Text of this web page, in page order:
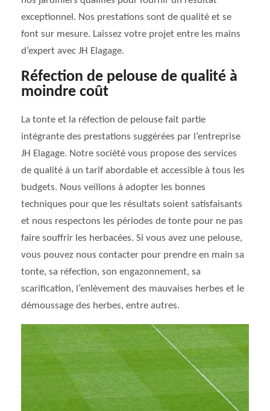
exceptionnel. Nos prestations sont de qualité et se
font sur mesure. Laissez votre projet entre les mains
d’expert avec JH Elagage.
Réfection de pelouse de qualité à
moindre coût
La tonte et la réfection de pelouse fait partie
intégrante des prestations suggérées par l’entreprise
JH Elagage. Notre société vous propose des services
de qualité à un tarif abordable et accessible à tous les
budgets. Nous veillons à adopter les bonnes
techniques pour que les résultats soient satisfaisants
et nous respectons les périodes de tonte pour ne pas
faire souffrir les herbacées. Si vous avez une pelouse,
vous pouvez nous contacter pour prendre en main sa
tonte, sa réfection, son engazonnement, sa
scarification, l’enlèvement des mauvaises herbes et le
démoussage des herbes, entre autres.